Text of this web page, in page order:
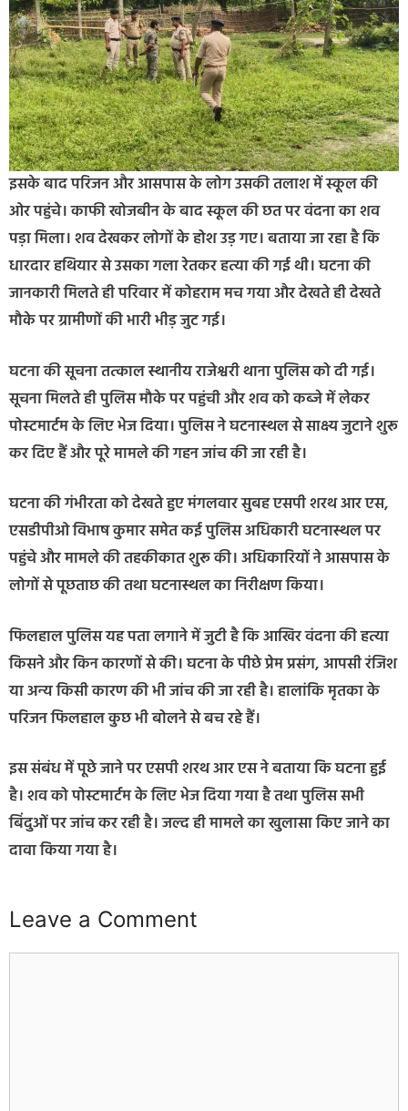
इसके बाद परिजन और आसपास के लोग उसकी तलाश में स्कूल की
ओर पहुंचे। काफी खोजबीन के बाद स्कूल की छत पर वंदना का शव
पड़ा मिला। शव देखकर लोगों के होश उड़ गए। बताया जा रहा है कि
धारदार हथियार से उसका गला रेतकर हत्या की गई थी। घटना की
जानकारी मिलते ही परिवार में कोहराम मच गया और देखते ही देखते
मौके पर ग्रामीणों की भारी भीड़ जुट गई।
घटना की सूचना तत्काल स्थानीय राजेश्वरी थाना पुलिस को दी गई।
सूचना मिलते ही पुलिस मौके पर पहुंची और शव को कब्जे में लेकर
पोस्टमार्टम के लिए भेज दिया। पुलिस ने घटनास्थल से साक्ष्य जुटाने शुरू
कर दिए हैं और पूरे मामले की गहन जांच की जा रही है।
घटना की गंभीरता को देखते हुए मंगलवार सुबह एसपी शरथ आर एस,
एसडीपीओ विभाष कुमार समेत कई पुलिस अधिकारी घटनास्थल पर
पहुंचे और मामले की तहकीकात शुरू की। अधिकारियों ने आसपास के
लोगों से पूछताछ की तथा घटनास्थल का निरीक्षण किया।
फिलहाल पुलिस यह पता लगाने में जुटी है कि आखिर वंदना की हत्या
किसने और किन कारणों से की। घटना के पीछे प्रेम प्रसंग, आपसी रंजिश
या अन्य किसी कारण की भी जांच की जा रही है। हालांकि मृतका के
परिजन फिलहाल कुछ भी बोलने से बच रहे हैं।
इस संबंध में पूछे जाने पर एसपी शरथ आर एस ने बताया कि घटना हुई
है। शव को पोस्टमार्टम के लिए भेज दिया गया है तथा पुलिस सभी
बिंदुओं पर जांच कर रही है। जल्द ही मामले का खुलासा किए जाने का
दावा किया गया है।
Leave a Comment